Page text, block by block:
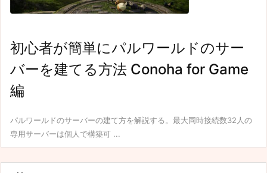
初心者が簡単にパルワールドのサー
バーを建てる方法 Conoha for Game
編
パルワールドのサーバーの建て方を解説する。最大同時接続数32人の
専用サーバーは個人で構築可 ...